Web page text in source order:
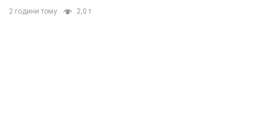
2 години тому 2,0 т.